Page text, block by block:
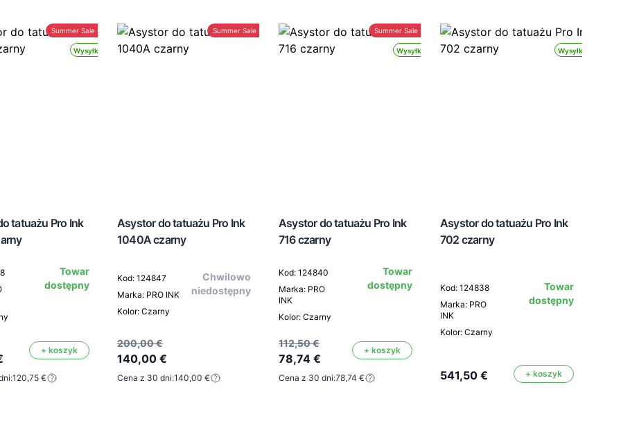
Wysyłka 24h
Summer Sale -30%
tatuażu Pro Ink
Towar
dostępny
+ koszyk
120,75 €
Summer Sale -30%
Asystor do tatuażu Pro Ink
1040A czarny
Kod: 124847
Marka: PRO INK
Kolor: Czarny
Chwilowo
niedostępny
200,00 €
140,00 €
Cena z 30 dni:140,00 €
Wysyłka 24h
Summer Sale -30%
Asystor do tatuażu Pro Ink
716 czarny
Kod: 124840
Marka: PRO
INK
Kolor: Czarny
Towar
dostępny
112,50 €
78,74 €
+ koszyk
Cena z 30 dni:78,74 €
Wysyłka 24h
Asystor do tatuażu Pro Ink
702 czarny
Kod: 124838
Marka: PRO
INK
Kolor: Czarny
Towar
dostępny
541,50 € + koszyk